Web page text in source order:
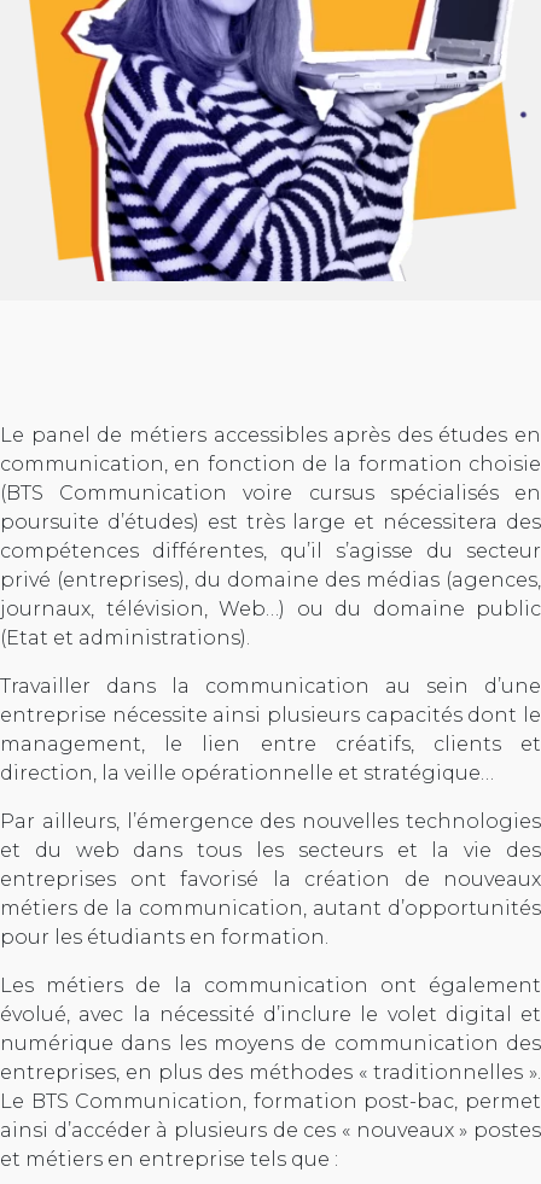
Le panel de métiers accessibles après des études en
communication, en fonction de la formation choisie
(BTS Communication voire cursus spécialisés en
poursuite d’études) est très large et nécessitera des
compétences différentes, qu’il s’agisse du secteur
privé (entreprises), du domaine des médias (agences,
journaux, télévision, Web…) ou du domaine public
(Etat et administrations).
Travailler dans la communication au sein d’une
entreprise nécessite ainsi plusieurs capacités dont le
management, le lien entre créatifs, clients et
direction, la veille opérationnelle et stratégique…
Par ailleurs, l’émergence des nouvelles technologies
et du web dans tous les secteurs et la vie des
entreprises ont favorisé la création de nouveaux
métiers de la communication, autant d’opportunités
pour les étudiants en formation.
Les métiers de la communication ont également
évolué, avec la nécessité d’inclure le volet digital et
numérique dans les moyens de communication des
entreprises, en plus des méthodes « traditionnelles ».
Le BTS Communication, formation post-bac, permet
ainsi d’accéder à plusieurs de ces « nouveaux » postes
et métiers en entreprise tels que :